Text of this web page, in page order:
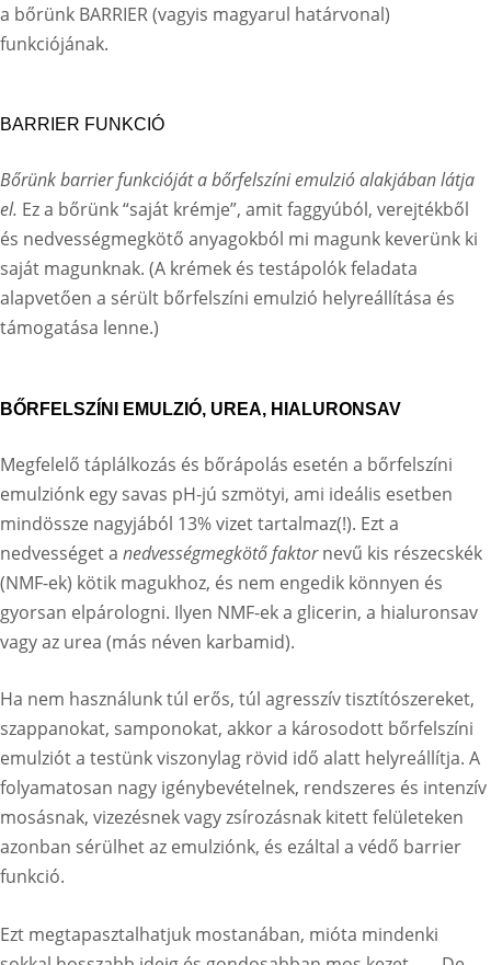
a bőrünk BARRIER (vagyis magyarul határvonal)
funkciójának.
BARRIER FUNKCIÓ
Bőrünk barrier funkcióját a bőrfelszíni emulzió alakjában látja
el. Ez a bőrünk “saját krémje”, amit faggyúból, verejtékből
és nedvességmegkötő anyagokból mi magunk keverünk ki
saját magunknak. (A krémek és testápolók feladata
alapvetően a sérült bőrfelszíni emulzió helyreállítása és
támogatása lenne.)
BŐRFELSZÍNI EMULZIÓ, UREA, HIALURONSAV
Megfelelő táplálkozás és bőrápolás esetén a bőrfelszíni
emulziónk egy savas pH-jú szmötyi, ami ideális esetben
mindössze nagyjából 13% vizet tartalmaz(!). Ezt a
nedvességet a nedvességmegkötő faktornevű kis részecskék
(NMF-ek) kötik magukhoz, és nem engedik könnyen és
gyorsan elpárologni. Ilyen NMF-ek a glicerin, a hialuronsav
vagy az urea (más néven karbamid).
Ha nem használunk túl erős, túl agresszív tisztítószereket,
szappanokat, samponokat, akkor a károsodott bőrfelszíni
emulziót a testünk viszonylag rövid idő alatt helyreállítja. A
folyamatosan nagy igénybevételnek, rendszeres és intenzív
mosásnak, vizezésnek vagy zsírozásnak kitett felületeken
azonban sérülhet az emulziónk, és ezáltal a védő barrier
funkció.
Ezt megtapasztalhatjuk mostanában, mióta mindenki